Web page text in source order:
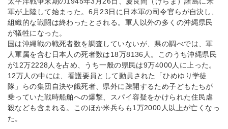
軍が上陸して始まった。6月23日に日本軍の司令官らが自決し、
組織的な戦闘は終わったとされる。軍人以外の多くの沖縄県民
が犠牲になった。
国は沖縄戦の戦死者数を調査していないが、県の調べでは、軍
人軍属を含む日本人の死者数は18万8136人。このうち沖縄県民
が12万2228人を占め、うち一般の県民は9万4000人に上った。
12万人の中には、看護要員として動員された「ひめゆり学徒
隊」らの集団自決や餓死者、県外に疎開するため子どもたちが
乗っていた戦時船舶への爆撃、スパイ容疑をかけられた住民虐
殺なども含まれる。このほか米兵らも1万2000人以上が亡くなっ
た。